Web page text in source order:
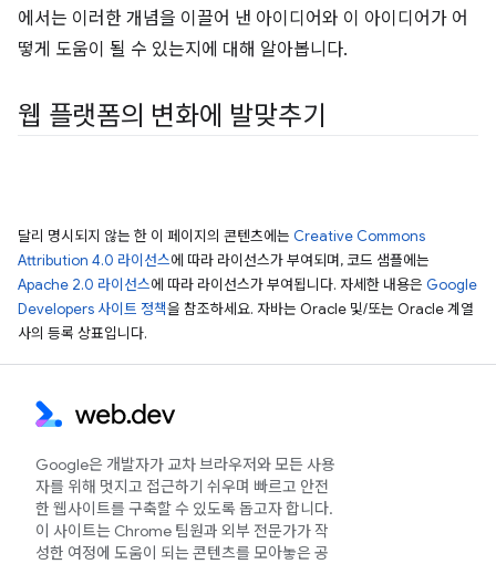
에서는 이러한 개념을 이끌어 낸 아이디어와 이 아이디어가 어
떻게 도움이 될 수 있는지에 대해 알아봅니다.
웹 플랫폼의 변화에 발맞추기
달리 명시되지 않는 한 이 페이지의 콘텐츠에는 Creative Commons
Attribution 4.0 라이선스에 따라 라이선스가 부여되며, 코드 샘플에는
Apache 2.0 라이선스에 따라 라이선스가 부여됩니다. 자세한 내용은 Google
Developers 사이트 정책을 참조하세요. 자바는 Oracle 및/또는 Oracle 계열
사의 등록 상표입니다.
Google은 개발자가 교차 브라우저와 모든 사용
자를 위해 멋지고 접근하기 쉬우며 빠르고 안전
한 웹사이트를 구축할 수 있도록 돕고자 합니다.
이 사이트는 Chrome 팀원과 외부 전문가가 작
성한 여정에 도움이 되는 콘텐츠를 모아놓은 공